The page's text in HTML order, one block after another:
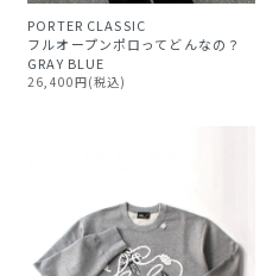
PORTER CLASSIC
フルオープンポロってどんなの？
GRAY BLUE
26,400円(税込)